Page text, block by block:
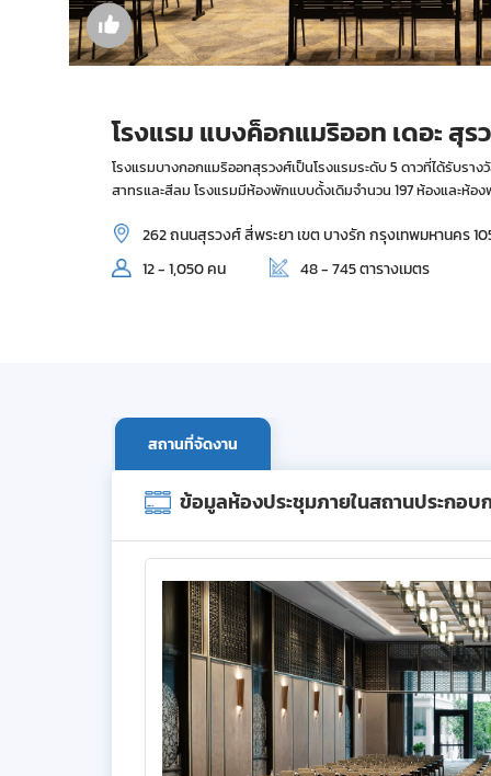
โรงแรม แบงค็อกแมริออท เดอะ สุ
โรงแรมบางกอกแมริออทสุรวงศ์เป็นโรงแรมระดับ 5 ดาวที่ได้รับร
สาทรและสีลม โรงแรมมีห้องพักแบบดั้งเดิมจำนวน 197 ห้องและห้อ
262 ถนนสุรวงศ์ สี่พระยา เขต บางรัก กรุงเทพมหานคร
12 - 1,050 คน
48 - 745 ตารางเมตร
สถานที่จัดงาน
ข้อมูลห้องประชุมภายในสถานประกอบ